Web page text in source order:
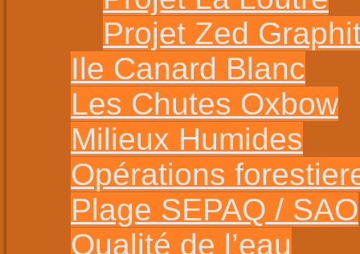
Projet Zed
Ile Canard Blanc
Les Chutes Oxbow
Milieux Humides
Opérations
Plage SEPAQ / SAO
Qualité de l’eau